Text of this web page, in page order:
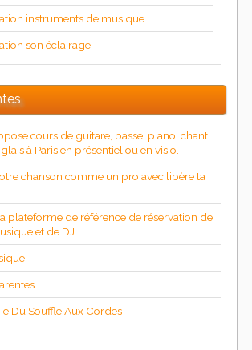
instruments de musique
son éclairage
cours de guitare, basse, piano, chant
à Paris en présentiel ou en visio.
chanson comme un pro avec libère ta
plateforme de référence de réservation de
et de DJ
Du Souffle Aux Cordes